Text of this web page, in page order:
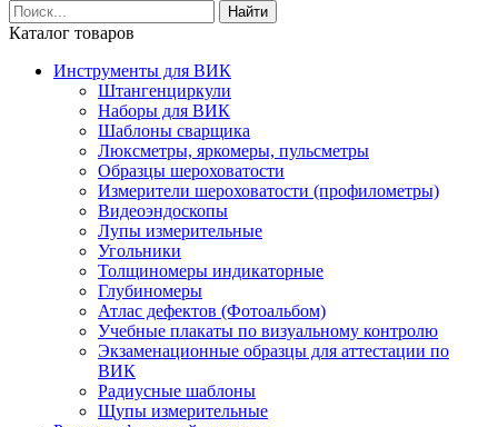
Найти
Каталог товаров
Инструменты для ВИК
Штангенциркули
Наборы для ВИК
Шаблоны сварщика
Люксметры, яркомеры, пульсметры
Образцы шероховатости
Измерители шероховатости (профилометры)
Видеоэндоскопы
Лупы измерительные
Угольники
Толщиномеры индикаторные
Глубиномеры
Атлас дефектов (Фотоальбом)
Учебные плакаты по визуальному контролю
Экзаменационные образцы для аттестации по
ВИК
Радиусные шаблоны
Щупы измерительные